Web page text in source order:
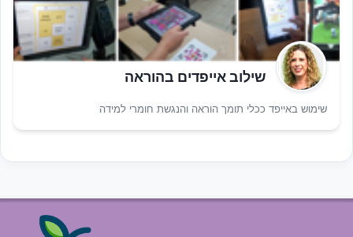
שילוב אייפדים בהוראה
שימוש באייפד ככלי תומך הוראה והנגשת חומרי למידה